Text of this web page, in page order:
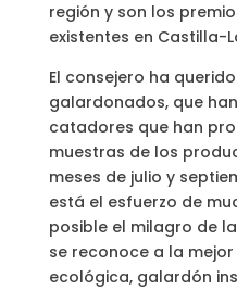
región y son los
existentes en Castilla-
El consejero ha
galardonados, que
catadores que han
muestras de los
meses de julio y
está el esfuerzo de
posible el milagro de
se reconoce a la
ecológica, galardón